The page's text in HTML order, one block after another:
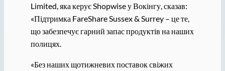
Limited, яка керує Shopwise у Вокінгу, сказав:
«Підтримка FareShare Sussex & Surrey – це те,
що забезпечує гарний запас продуктів на наших
полицях.
«Без наших щотижневих поставок свіжих